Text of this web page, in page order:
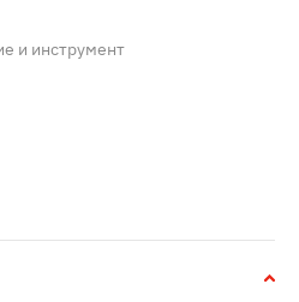
и инструмент